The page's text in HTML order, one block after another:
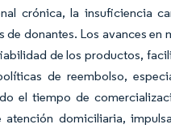
crónica, la insuficiencia
donantes. Los avances
de los productos,
de reembolso,
el tiempo de
atención domiciliaria,